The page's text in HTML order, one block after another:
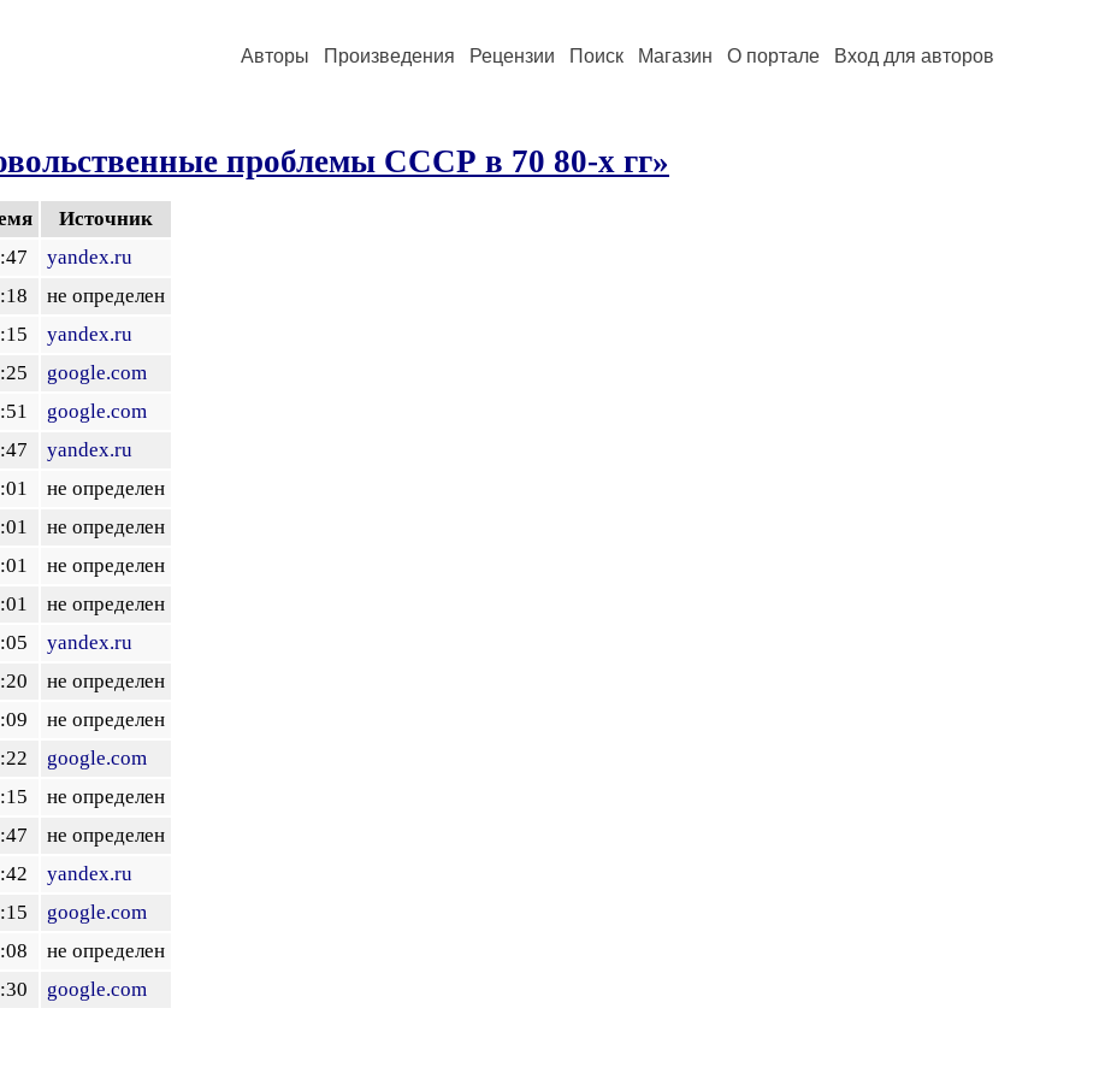
Авторы Произведения Рецензии Поиск Магазин О портале Вход для авторов
проблемы СССР в 70 80-х гг»
Источник
yandex.ru
не определен
yandex.ru
google.com
google.com
yandex.ru
не определен
не определен
не определен
не определен
yandex.ru
не определен
не определен
google.com
не определен
не определен
yandex.ru
google.com
не определен
google.com